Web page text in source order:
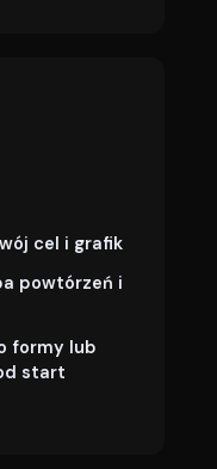
cel i grafik
powtórzeń i
formy lub
start